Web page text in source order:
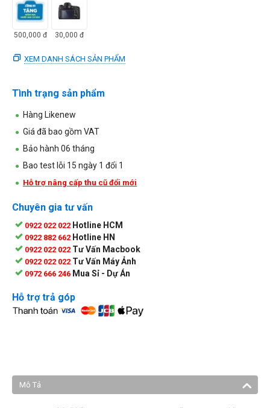
500,000 đ 30,000 đ
XEM DANH SÁCH SẢN PHẨM
Tình trạng sản phẩm
Hàng Likenew
Giá đã bao gồm VAT
Bảo hành 06 tháng
Bao test lỗi 15 ngày 1 đổi 1
Hỗ trợ nâng cấp thu cũ đổi mới
Chuyên gia tư vấn
0922 022 022 Hotline HCM
0922 882 662 Hotline HN
0922 022 022 Tư Vấn Macbook
0922 022 022 Tư Vấn Máy Ảnh
0972 666 246 Mua Sỉ - Dự Án
Hỗ trợ trả góp
Mô Tả